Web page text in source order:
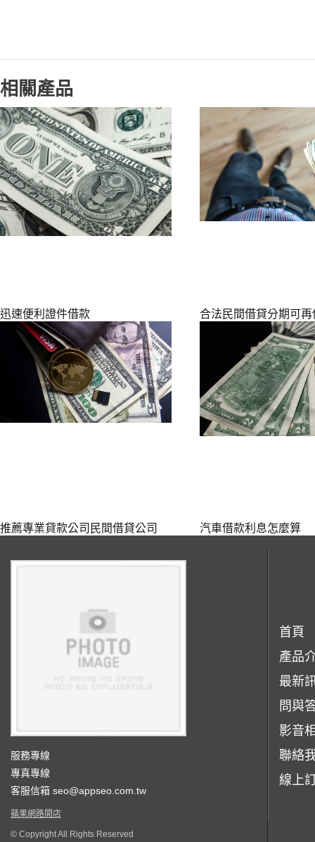
相關產品
迅速便利證件借款 合法民間借貸分期可再
推薦專業貸款公司民間借貸公司 汽車借款利息怎麼算
服務專線
專真專線
客服信箱 seo@appseo.com.tw
蘋果網路開店
© Copyright All Rights Reserved
首頁
產品
最新
問與
影音
聯絡
線上